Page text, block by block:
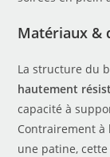
Matériaux &
La structure du
hautement
capacité à
Contrairement à
une patine,